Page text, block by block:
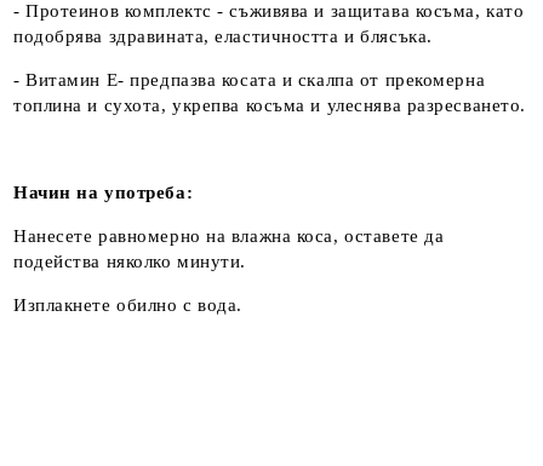
- Протеинов комплектс - съживява и защитава косъма, като
подобрява здравината, еластичността и блясъка.
- Витамин E- предпазва косата и скалпа от прекомерна
топлина и сухота, укрепва косъма и улеснява разресването.
Начин на употреба:
Нанесете равномерно на влажна коса, оставете да
подейства няколко минути.
Изплакнете обилно с вода.